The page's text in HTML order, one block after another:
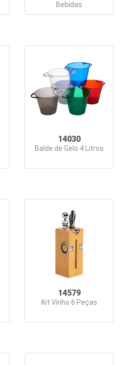
Bebidas
14030
Balde de Gelo 4 Litros
14579
Kit Vinho 6 Peças